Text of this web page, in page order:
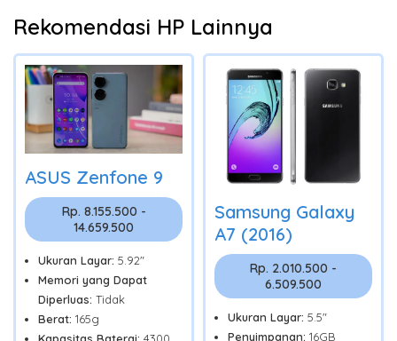
Rekomendasi HP Lainnya
ASUS Zenfone 9
Rp. 8.155.500 -
14.659.500
Ukuran Layar: 5.92"
Memori yang Dapat
Diperluas: Tidak
Berat: 165g
Samsung Galaxy
A7 (2016)
Rp. 2.010.500 -
6.509.500
Ukuran Layar: 5.5"
Penyimpanan: 16GB